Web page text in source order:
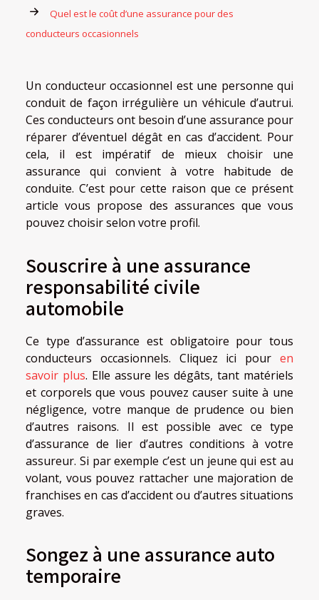
Quel est le coût d’une assurance pour des
conducteurs occasionnels
Un conducteur occasionnel est une personne qui
conduit de façon irrégulière un véhicule d’autrui.
Ces conducteurs ont besoin d’une assurance pour
réparer d’éventuel dégât en cas d’accident. Pour
cela, il est impératif de mieux choisir une
assurance qui convient à votre habitude de
conduite. C’est pour cette raison que ce présent
article vous propose des assurances que vous
pouvez choisir selon votre profil.
Souscrire à une assurance
responsabilité civile
automobile
Ce type d’assurance est obligatoire pour tous
conducteurs occasionnels. Cliquez ici pour en
savoir plus. Elle assure les dégâts, tant matériels
et corporels que vous pouvez causer suite à une
négligence, votre manque de prudence ou bien
d’autres raisons. Il est possible avec ce type
d’assurance de lier d’autres conditions à votre
assureur. Si par exemple c’est un jeune qui est au
volant, vous pouvez rattacher une majoration de
franchises en cas d’accident ou d’autres situations
graves.
Songez à une assurance auto
temporaire